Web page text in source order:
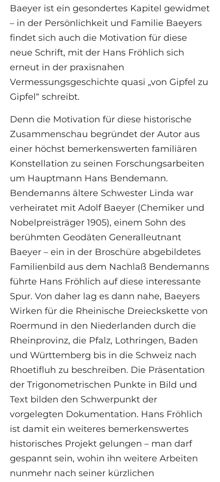
Baeyer ist ein gesondertes Kapitel gewidmet
– in der Persönlichkeit und Familie Baeyers
findet sich auch die Motivation für diese
neue Schrift, mit der Hans Fröhlich sich
erneut in der praxisnahen
Vermessungsgeschichte quasi „von Gipfel zu
Gipfel“ schreibt.
Denn die Motivation für diese historische
Zusammenschau begründet der Autor aus
einer höchst bemerkenswerten familiären
Konstellation zu seinen Forschungsarbeiten
um Hauptmann Hans Bendemann.
Bendemanns ältere Schwester Linda war
verheiratet mit Adolf Baeyer (Chemiker und
Nobelpreisträger 1905), einem Sohn des
berühmten Geodäten Generalleutnant
Baeyer – ein in der Broschüre abgebildetes
Familienbild aus dem Nachlaß Bendemanns
führte Hans Fröhlich auf diese interessante
Spur. Von daher lag es dann nahe, Baeyers
Wirken für die Rheinische Dreieckskette von
Roermund in den Niederlanden durch die
Rheinprovinz, die Pfalz, Lothringen, Baden
und Württemberg bis in die Schweiz nach
Rhoetifluh zu beschreiben. Die Präsentation
der Trigonometrischen Punkte in Bild und
Text bilden den Schwerpunkt der
vorgelegten Dokumentation. Hans Fröhlich
ist damit ein weiteres bemerkenswertes
historisches Projekt gelungen – man darf
gespannt sein, wohin ihn weitere Arbeiten
nunmehr nach seiner kürzlichen